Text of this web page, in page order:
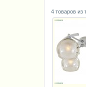
4 товаров из